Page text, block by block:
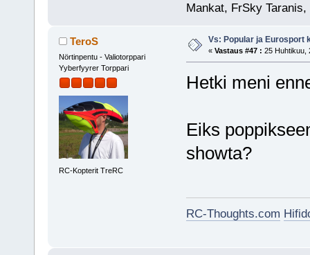
Mankat, FrSky
TeroS
Nörtinpentu - Valiotorppari
Yyberfyyrer Torppari
RC-Kopterit TreRC
Vs: Popular ja Eurosport
« Vastaus #47 : 25 Huhtikuu,
Hetki meni
Eiks
showta?
RC-Thoughts.com